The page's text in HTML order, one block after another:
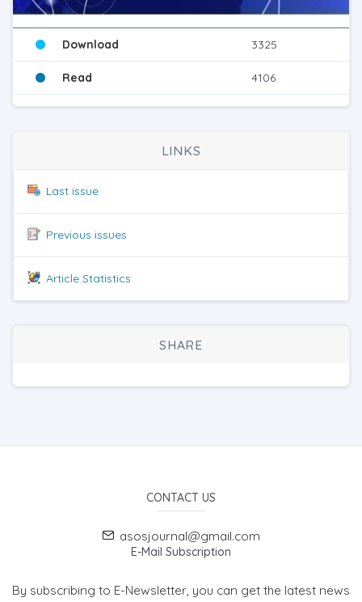
Download 3325
Read 4106
LINKS
Last issue
Previous issues
Article Statistics
SHARE
CONTACT US
asosjournal@gmail.com
E-Mail Subscription
By subscribing to E-Newsletter, you can get the latest news